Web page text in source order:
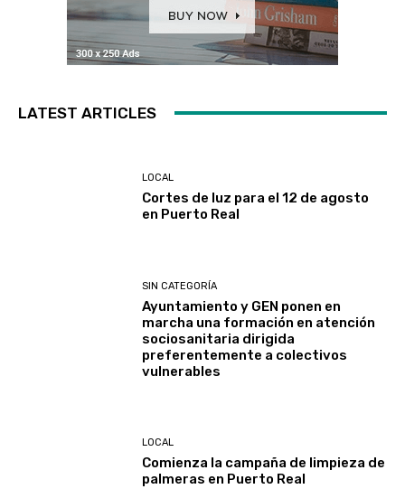
LATEST ARTICLES
LOCAL
Cortes de luz para el 12 de agosto
en Puerto Real
SIN CATEGORÍA
Ayuntamiento y GEN ponen en
marcha una formación en atención
sociosanitaria dirigida
preferentemente a colectivos
vulnerables
LOCAL
Comienza la campaña de limpieza de
palmeras en Puerto Real